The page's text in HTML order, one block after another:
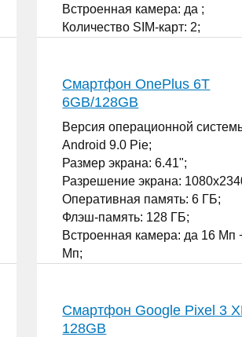
Встроенная камера: да ;
Количество SIM-карт: 2;
Смартфон OnePlus 6T
6GB/128GB
Версия операционной
Android 9.0 Pie;
Размер экрана: 6.41";
Разрешение экрана:
Оперативная память: 6 ГБ;
Флэш-память: 128 ГБ;
Встроенная камера: да 16 Мп
Мп;
Смартфон Google Pixel 3
128GB